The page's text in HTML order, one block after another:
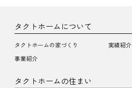
タクトホームについて
タクトホームの家づくり
実績紹介
事業紹介
タクトホームの住まい